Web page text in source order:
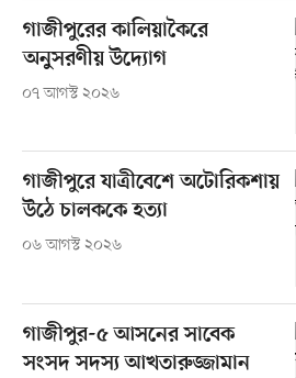
গাজীপুরের কালিয়াকৈরে
অনুসরণীয় উদ্যোগ
০৭ আগস্ট ২০২৬
গাজীপুরে যাত্রীবেশে অটোরিকশায়
উঠে চালককে হত্যা
০৬ আগস্ট ২০২৬
গাজীপুর-৫ আসনের সাবেক
সংসদ সদস্য আখতারুজ্জামান